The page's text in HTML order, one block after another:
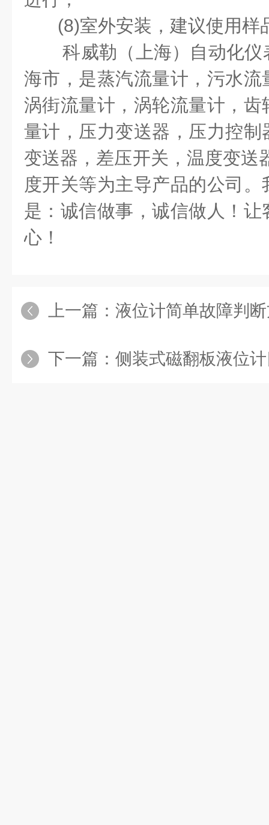
(8)室外安装，建议使用样
科威勒（上海）自动化
海市，是蒸汽流量计，污水
涡街流量计，涡轮流量计，
量计，压力变送器，压力控
变送器，差压开关，温度变送
度开关等为主导产品的公司
是：诚信做事，诚信做人！
心！
上一篇： 液位计简单故障判
下一篇： 侧装式磁翻板液位计